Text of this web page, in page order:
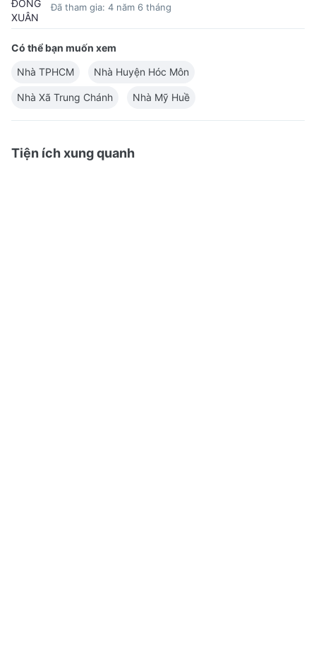
Đã tham gia: 4 năm 6 tháng
Có thể bạn muốn xem
Nhà TPHCM
Nhà Huyện Hóc Môn
Nhà Xã Trung Chánh Nhà Mỹ Huề
Tiện ích xung quanh